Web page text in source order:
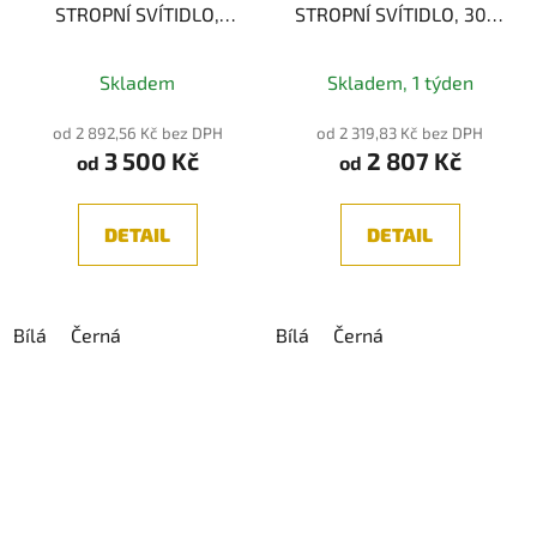
STROPNÍ SVÍTIDLO,
IP65
Skladem
od 2 892,56 Kč bez DPH
od 3 500 Kč
DETAIL
Bílá Černá
STROPNÍ SVÍTIDLO, 30W
Skladem, 1 týden
od 2 319,83 Kč bez DPH
od 2 807 Kč
DETAIL
Bílá Černá